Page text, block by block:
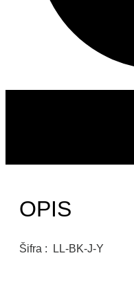
OPIS
Šifra : LL-BK-J-Y